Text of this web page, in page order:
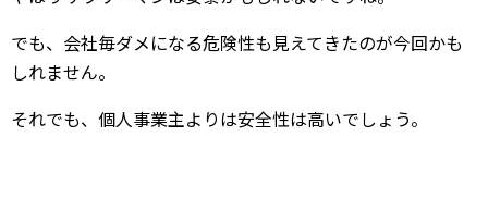
でも、会社毎ダメになる危険性も見えてきたのが今回かも
しれません。
それでも、個人事業主よりは安全性は高いでしょう。